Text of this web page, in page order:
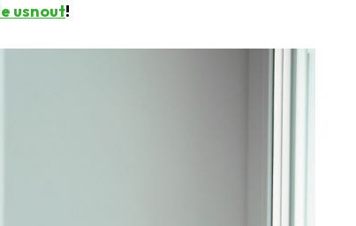
usnout!